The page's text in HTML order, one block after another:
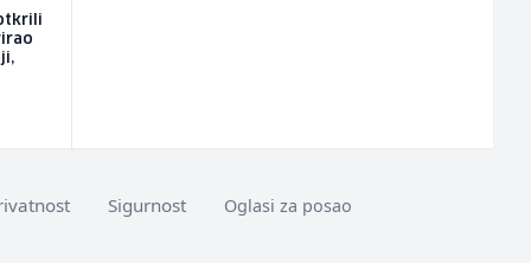
Sigurnost Oglasi za posao